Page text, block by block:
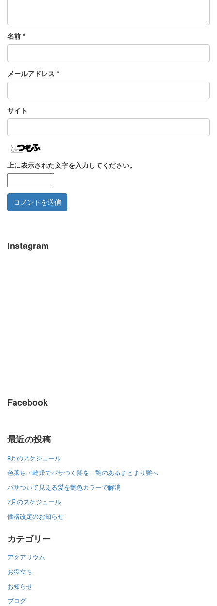
名前 *
メールアドレス *
サイト
上に表示された文字を入力してください。
Instagram
Facebook
最近の投稿
8月のスケジュール
色落ち・乾燥でパサつく髪を、艶のあるまとまり髪へ
パサついて見える髪を艶色カラーで解消
7月のスケジュール
価格改定のお知らせ
カテゴリー
アクアリウム
お役立ち
お知らせ
ブログ